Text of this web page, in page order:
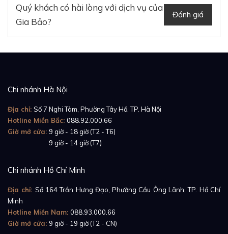
Dây kim loại không được cố định mà có thể thay thế
tích hợp trên đồng hồ Santos gần đây. Không cần
chỗ càng nối dây là có thể thay dây cao su đi cùng bộ
mà nhà sản xuất cung cấp trong hộp của đồng hồ
Santos de Cartier WSSA0037
Quý khách có hài lòng với dịch vụ của
Gia Bảo?
Đánh giá
Chi nhánh Hà Nội
Địa chỉ: Số 7 Nghi Tàm, Phường Tây Hồ, TP. Hà Nội
Hotline Miền Bắc: 088.92.000.66
Giờ mở cửa: 9 giờ - 18 giờ (T2 - T6)
9 giờ - 14 giờ (T7)
Chi nhánh Hồ Chí Minh
Địa chỉ: Số 164 Trần Hưng Đạo, Phường Cầu Ông Lãnh, TP. Hồ Chí
Minh
Hotline Miền Nam: 088.93.000.66
Giờ mở cửa: 9 giờ - 19 giờ (T2 - CN)